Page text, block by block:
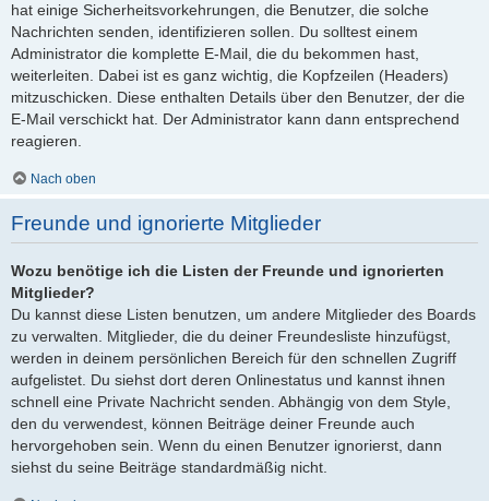
hat einige Sicherheitsvorkehrungen, die Benutzer, die solche
Nachrichten senden, identifizieren sollen. Du solltest einem
Administrator die komplette E-Mail, die du bekommen hast,
weiterleiten. Dabei ist es ganz wichtig, die Kopfzeilen (Headers)
mitzuschicken. Diese enthalten Details über den Benutzer, der die
E-Mail verschickt hat. Der Administrator kann dann entsprechend
reagieren.
Nach oben
Freunde und ignorierte Mitglieder
Wozu benötige ich die Listen der Freunde und ignorierten
Mitglieder?
Du kannst diese Listen benutzen, um andere Mitglieder des Boards
zu verwalten. Mitglieder, die du deiner Freundesliste hinzufügst,
werden in deinem persönlichen Bereich für den schnellen Zugriff
aufgelistet. Du siehst dort deren Onlinestatus und kannst ihnen
schnell eine Private Nachricht senden. Abhängig von dem Style,
den du verwendest, können Beiträge deiner Freunde auch
hervorgehoben sein. Wenn du einen Benutzer ignorierst, dann
siehst du seine Beiträge standardmäßig nicht.